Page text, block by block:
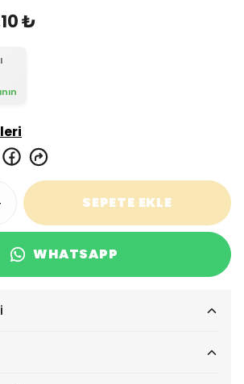
₺
SEPETE EKLE
WHATSAPP